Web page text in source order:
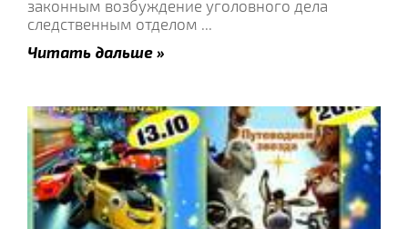
законным возбуждение уголовного дела
следственным отделом ...
Читать дальше »